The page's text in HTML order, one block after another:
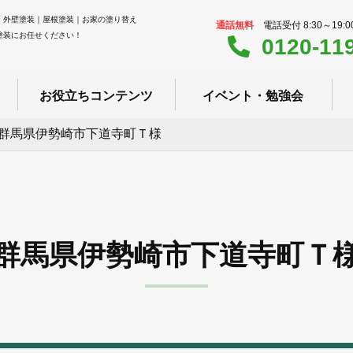
壁塗装｜屋根塗装｜お家の塗り替え
にお任せください！
通話無料 電話受付 8:30～
0120-
お役立ちコンテンツ イベント・勉強会
馬県伊勢崎市下道寺町Ｔ様
馬県伊勢崎市下道寺町Ｔ